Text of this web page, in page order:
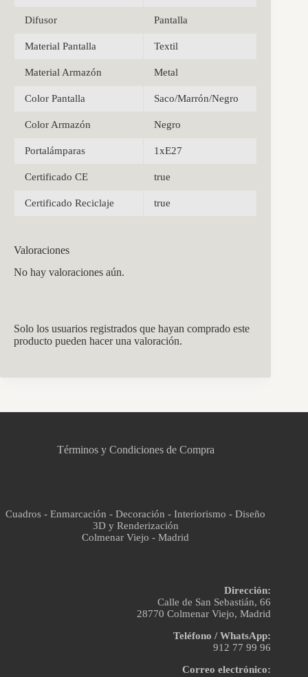
Difusor Pantalla
Material Pantalla Textil
Material Armazón Metal
Color Pantalla Saco/Marrón/Negro
Color Armazón Negro
Portalámparas 1xE27
Certificado CE true
Certificado Reciclaje true
Valoraciones
No hay valoraciones aún.
Solo los usuarios registrados que hayan comprado este
producto pueden hacer una valoración.
Términos y Condiciones de Compra
Cuadros - Enmarcación - Decoración - Interiorismo - Diseño
3D y Renderización
Colmenar Viejo - Madrid
Dirección:
Calle de San Sebastián, 66
28770 Colmenar Viejo, Madrid
Teléfono / WhatsApp:
912 77 99 96
Correo electrónico:
Asistente virtual · En línea